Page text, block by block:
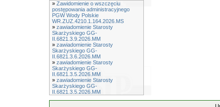
» Zawidomienie o wszczęciu
postępowania administracyjnego
PGW Wody Polskie
WR.ZUZ.4210.1.164.2026.MS
» zawiadomienie Starosty
Skarżyskiego GG-
II.6821.3.9.2026.MM
» zawiadomienie Starosty
Skarżyskiego GG-
II.6821.3.6.2026.MM
» zawiadomienie Starosty
Skarżyskiego GG-
II.6821.3.5.2026.MM
» zawiadomienie Starosty
Skarżyskiego GG-
II.6821.3.5.2026.MM